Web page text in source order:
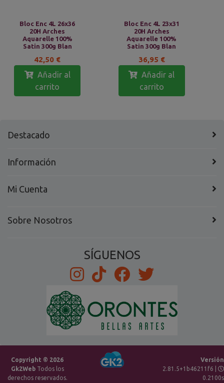
Bloc Enc 4L 26x36
20H Arches
Aquarelle 100%
Satin 300g Blan
42,50 €
Añadir al
carrito
Bloc Enc 4L 23x31
20H Arches
Aquarelle 100%
Satin 300g Blan
36,95 €
Añadir al
carrito
Destacado
Información
Mi Cuenta
Sobre Nosotros
SÍGUENOS
Copyright © 2026
Gk2WebTodos los
derechos reservados.
Versión
2.81.5+1b46211f6 |
0.2100s